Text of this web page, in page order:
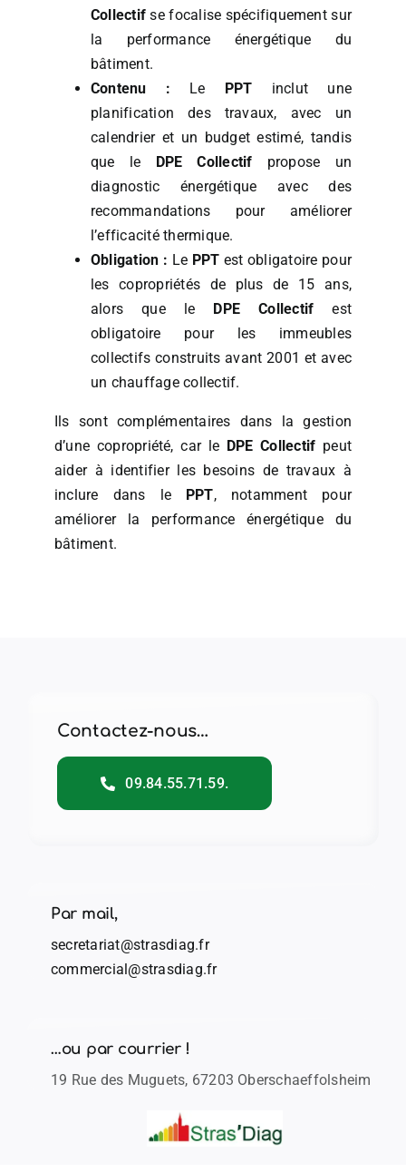
Collectif se focalise spécifiquement sur
la performance énergétique du
bâtiment.
Contenu : Le PPT inclut une
planification des travaux, avec un
calendrier et un budget estimé, tandis
que le DPE Collectif propose un
diagnostic énergétique avec des
recommandations pour améliorer
l’efficacité thermique.
Obligation : Le PPT est obligatoire pour
les copropriétés de plus de 15 ans,
alors que le DPE Collectif est
obligatoire pour les immeubles
collectifs construits avant 2001 et avec
un chauffage collectif.
Ils sont complémentaires dans la gestion
d’une copropriété, car le DPE Collectif peut
aider à identifier les besoins de travaux à
inclure dans le PPT, notamment pour
améliorer la performance énergétique du
bâtiment.
Contactez-nous…
09.84.55.71.59.
Par mail,
secretariat@strasdiag.fr
commercial@strasdiag.fr
…ou par courrier !
19 Rue des Muguets, 67203 Oberschaeffolsheim